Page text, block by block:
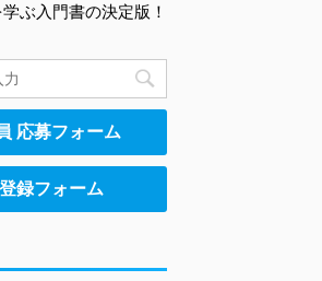
ぶ入門書の決定版！
応募フォーム
録フォーム